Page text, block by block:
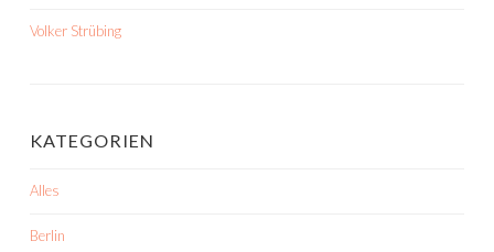
Volker Strübing
KATEGORIEN
Alles
Berlin